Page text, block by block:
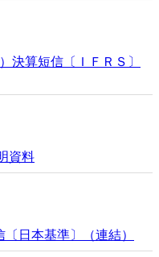
決算短信〔ＩＦＲＳ〕
資料
日本基準〕（連結）